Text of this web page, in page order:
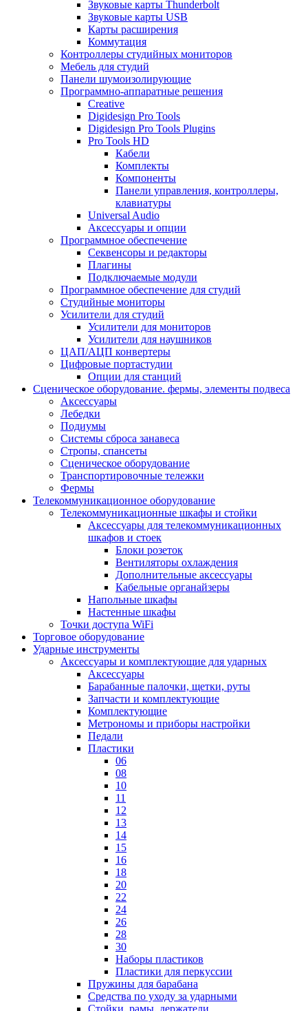
Звуковые карты Thunderbolt
Звуковые карты USB
Карты расширения
Коммутация
Контроллеры студийных мониторов
Мебель для студий
Панели шумоизолирующие
Программно-аппаратные решения
Creative
Digidesign Pro Tools
Digidesign Pro Tools Plugins
Pro Tools HD
Кабели
Комплекты
Компоненты
Панели управления, контроллеры,
клавиатуры
Universal Audio
Аксессуары и опции
Программное обеспечение
Cеквенсоры и редакторы
Плагины
Подключаемые модули
Программное обеспечение для студий
Студийные мониторы
Усилители для студий
Усилители для мониторов
Усилители для наушников
ЦАП/АЦП конвертеры
Цифровые портастудии
Опции для станций
Сценическое оборудование. фермы, элементы подвеса
Аксессуары
Лебедки
Подиумы
Системы сброса занавеса
Стропы, спансеты
Сценическое оборудование
Транспортировочные тележки
Фермы
Телекоммуникационное оборудование
Телекоммуникационные шкафы и стойки
Аксессуары для телекоммуникационных
шкафов и стоек
Блоки розеток
Вентиляторы охлаждения
Дополнительные аксессуары
Кабельные органайзеры
Напольные шкафы
Настенные шкафы
Точки доступа WiFi
Торговое оборудование
Ударные инструменты
Аксессуары и комплектующие для ударных
Аксессуары
Барабанные палочки, щетки, руты
Запчасти и комплектующие
Комплектующие
Метрономы и приборы настройки
Педали
Пластики
06
08
10
11
12
13
14
15
16
18
20
22
24
26
28
30
Наборы пластиков
Пластики для перкуссии
Пружины для барабана
Средства по уходу за ударными
Стойки, рамы, держатели